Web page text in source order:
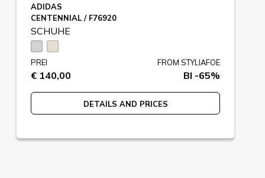
ADIDAS
CENTENNIAL / F76920
SCHUHE
PREI
€ 140,00
FROM STYLIAFOE
BI -65%
DETAILS AND PRICES